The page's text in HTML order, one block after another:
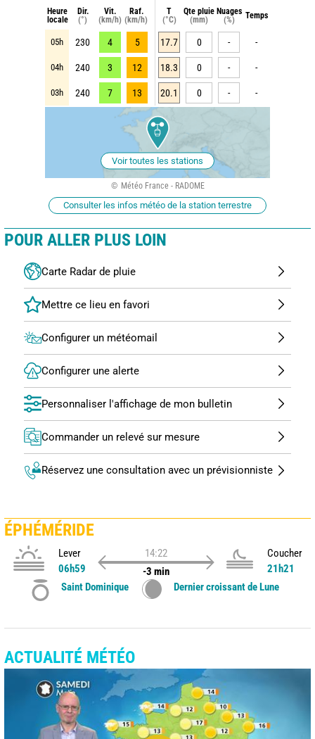
Heure
locale
Dir.
(°)
Vit.
(km/h)
Raf.
(km/h)
T
(°C)
Qte pluie
(mm)
Nuages
(%)
Temps
05h 230 4 5 17.7 0 - -
04h 240 3 12 18.3 0 - -
03h 240 7 13 20.1 0 - -
Voir toutes les stations
Météo France - RADOME
Consulter les infos météo de la station terrestre
POUR ALLER PLUS LOIN
Carte Radar de pluie
Configurer un météomail
Configurer une alerte
Personnaliser l'affichage de mon bulletin
Commander un relevé sur mesure
Réservez une consultation avec un prévisionniste
ÉPHÉMÉRIDE
Lever
06h59
14:22
-3 min
Coucher
21h21
Saint Dominique
Dernier croissant de Lune
ACTUALITÉ MÉTÉO